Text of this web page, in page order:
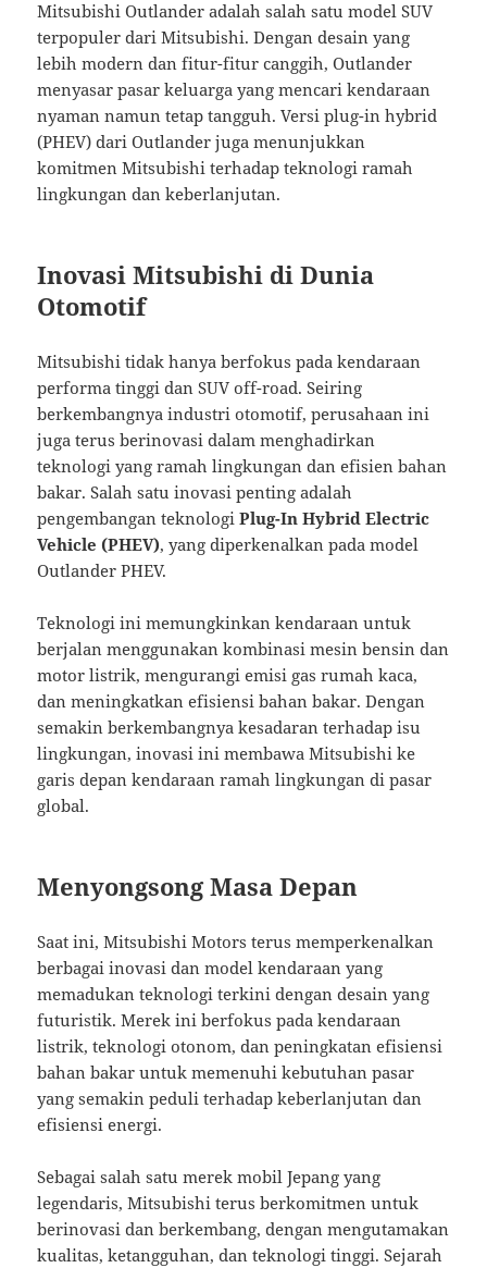
Mitsubishi Outlander adalah salah satu model SUV
terpopuler dari Mitsubishi. Dengan desain yang
lebih modern dan fitur-fitur canggih, Outlander
menyasar pasar keluarga yang mencari kendaraan
nyaman namun tetap tangguh. Versi plug-in hybrid
(PHEV) dari Outlander juga menunjukkan
komitmen Mitsubishi terhadap teknologi ramah
lingkungan dan keberlanjutan.
Inovasi Mitsubishi di Dunia
Otomotif
Mitsubishi tidak hanya berfokus pada kendaraan
performa tinggi dan SUV off-road. Seiring
berkembangnya industri otomotif, perusahaan ini
juga terus berinovasi dalam menghadirkan
teknologi yang ramah lingkungan dan efisien bahan
bakar. Salah satu inovasi penting adalah
pengembangan teknologiPlug-In Hybrid Electric
Vehicle (PHEV), yang diperkenalkan pada model
Outlander PHEV.
Teknologi ini memungkinkan kendaraan untuk
berjalan menggunakan kombinasi mesin bensin dan
motor listrik, mengurangi emisi gas rumah kaca,
dan meningkatkan efisiensi bahan bakar. Dengan
semakin berkembangnya kesadaran terhadap isu
lingkungan, inovasi ini membawa Mitsubishi ke
garis depan kendaraan ramah lingkungan di pasar
global.
Menyongsong Masa Depan
Saat ini, Mitsubishi Motors terus memperkenalkan
berbagai inovasi dan model kendaraan yang
memadukan teknologi terkini dengan desain yang
futuristik. Merek ini berfokus pada kendaraan
listrik, teknologi otonom, dan peningkatan efisiensi
bahan bakar untuk memenuhi kebutuhan pasar
yang semakin peduli terhadap keberlanjutan dan
efisiensi energi.
Sebagai salah satu merek mobil Jepang yang
legendaris, Mitsubishi terus berkomitmen untuk
berinovasi dan berkembang, dengan mengutamakan
kualitas, ketangguhan, dan teknologi tinggi. Sejarah